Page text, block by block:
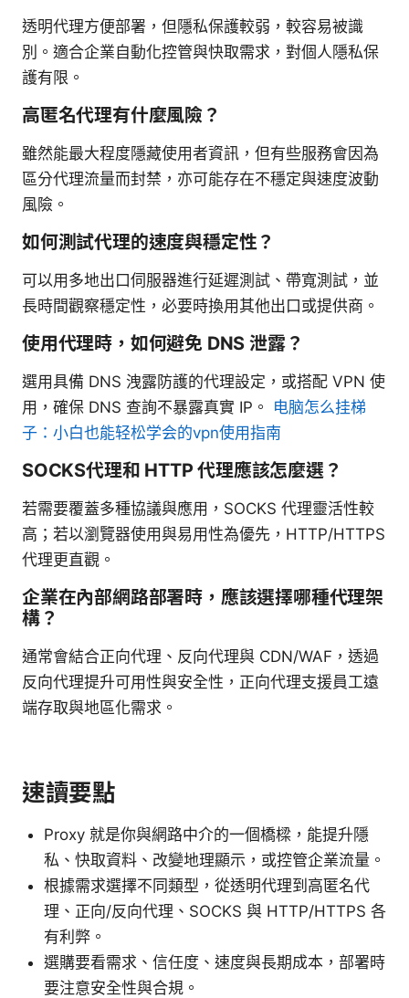
透明代理方便部署，但隱私保護較弱，較容易被識
別。適合企業自動化控管與快取需求，對個人隱私保
護有限。
高匿名代理有什麼風險？
雖然能最大程度隱藏使用者資訊，但有些服務會因為
區分代理流量而封禁，亦可能存在不穩定與速度波動
風險。
如何測試代理的速度與穩定性？
可以用多地出口伺服器進行延遲測試、帶寬測試，並
長時間觀察穩定性，必要時換用其他出口或提供商。
使用代理時，如何避免 DNS 泄露？
選用具備 DNS 洩露防護的代理設定，或搭配 VPN 使
用，確保 DNS 查詢不暴露真實 IP。 电脑怎么挂梯
子：小白也能轻松学会的vpn使用指南
SOCKS代理和 HTTP 代理應該怎麼選？
若需要覆蓋多種協議與應用，SOCKS 代理靈活性較
高；若以瀏覽器使用與易用性為優先，HTTP/HTTPS
代理更直觀。
企業在內部網路部署時，應該選擇哪種代理架
構？
通常會結合正向代理、反向代理與 CDN/WAF，透過
反向代理提升可用性與安全性，正向代理支援員工遠
端存取與地區化需求。
速讀要點
Proxy 就是你與網路中介的一個橋樑，能提升隱
私、快取資料、改變地理顯示，或控管企業流量。
根據需求選擇不同類型，從透明代理到高匿名代
理、正向/反向代理、SOCKS 與 HTTP/HTTPS 各
有利弊。
選購要看需求、信任度、速度與長期成本，部署時
要注意安全性與合規。